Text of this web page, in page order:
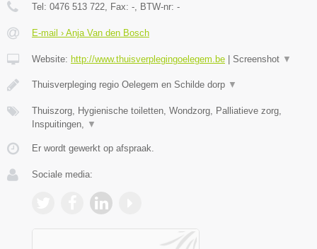
Tel: 0476 513 722 , Fax: - , BTW-nr: -
E-mail › Anja Van den Bosch
Website: http://www.thuisverplegingoelegem.be Screenshot ▼
Thuisverpleging regio Oelegem en Schilde dorp ▼
Thuiszorg, Hygienische toiletten, Wondzorg, Palliatieve zorg,
Inspuitingen,
▼
Er wordt gewerkt op afspraak.
Sociale media: